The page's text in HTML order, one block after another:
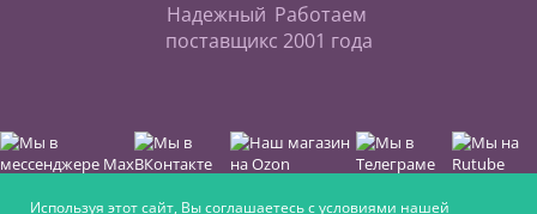
Надежный
поставщик
Работаем
с 2001 года
Используя этот сайт, Вы соглашаетесь с условиями нашей